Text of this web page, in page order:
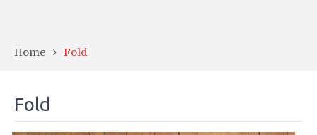
Home Fold
Fold